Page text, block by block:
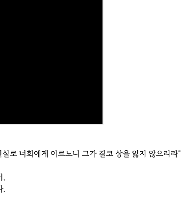
로 너희에게 이르노니 그가 결코 상을 잃지 않으리라"
,
.